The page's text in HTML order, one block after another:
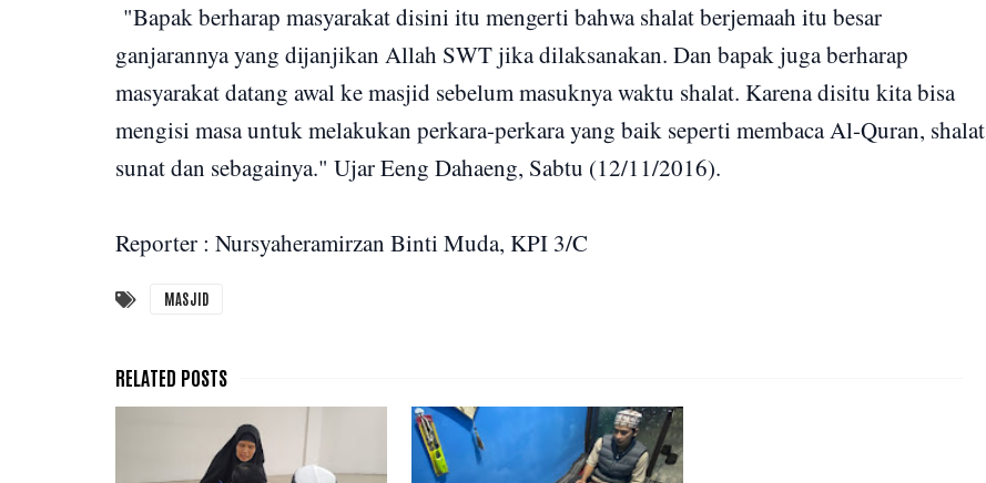
"Bapak berharap masyarakat disini itu mengerti bahwa shalat berjemaah itu besar
ganjarannya yang dijanjikan Allah SWT jika dilaksanakan. Dan bapak juga berharap
masyarakat datang awal ke masjid sebelum masuknya waktu shalat. Karena disitu kita bisa
mengisi masa untuk melakukan perkara-perkara yang baik seperti membaca Al-Quran, shalat
sunat dan sebagainya." Ujar Eeng Dahaeng, Sabtu (12/11/2016).
Reporter : Nursyaheramirzan Binti Muda, KPI 3/C
MASJID